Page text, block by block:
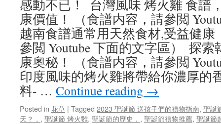
感動不已！ 台灣風味 烤火雞 食譜
康價值！ （食譜内容，請參閲
越南食譜通常用天然食材,受益健
參閲 Youtube 下面的文字區） 探
康奧秘！ （食譜内容，請參閲
印度風味的烤火雞將帶給你濃厚的
料- … Continue reading →
Posted in 花草 | Tagged 2023 聖誕節 送孩子們的禮物指南, 聖誕
天？， , 聖誕節 烤火雞, 聖誕節的歷史， , 聖誕節禮物推薦, 聖誕節